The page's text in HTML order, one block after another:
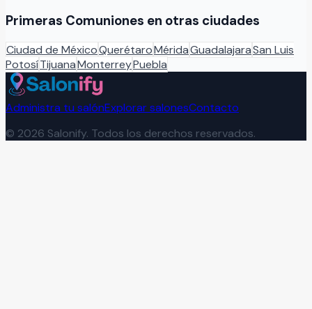
Primeras Comuniones en otras ciudades
Ciudad de MéxicoQuerétaroMéridaGuadalajaraSan Luis
PotosíTijuanaMonterreyPuebla
Administra tu salónExplorar salonesContacto
© 2026 Salonify. Todos los derechos reservados.